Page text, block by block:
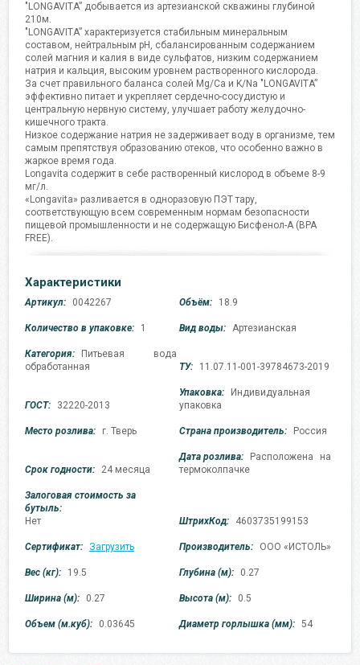
"LONGAVITA” добывается из артезианской скважины глубиной
210м.
"LONGAVITA” характеризуется стабильным минеральным
составом, нейтральным pH, сбалансированным содержанием
солей магния и калия в виде сульфатов, низким содержанием
натрия и кальция, высоким уровнем растворенного кислорода.
За счет правильного баланса солей Mg/Ca и K/Na "LONGAVITA”
эффективно питает и укрепляет сердечно-сосудистую и
центральную нервную систему, улучшает работу желудочно-
кишечного тракта.
Низкое содержание натрия не задерживает воду в организме, тем
самым препятствуя образованию отеков, что особенно важно в
жаркое время года.
Longavita содержит в себе растворенный кислород в объеме 8-9
мг/л.
«Longavita» разливается в одноразовую ПЭТ тару,
соответствующую всем современным нормам безопасности
пищевой промышленности и не содержащую Бисфенол-А (BPA
FREE).
Характеристики
Артикул: 0042267 Объём: 18.9
Количество в упаковке: 1 Вид воды: Артезианская
Категория:
Питьевая вода
обработанная
ТУ: 11.07.11-001-39784673-2019
ГОСТ: 32220-2013
Упаковка:
Индивидуальная
упаковка
Место розлива: г. Тверь Страна производитель: Россия
Срок годности: 24 месяца
Дата розлива:
Расположена на
термоколпачке
Залоговая стоимость за
бутыль:
Нет
ШтрихКод: 4603735199153
Сертификат: Загрузить Производитель: ООО «ИСТОЛЬ»
Вес (кг): 19.5 Глубина (м): 0.27
Ширина (м): 0.27 Высота (м): 0.5
Объем (м.куб): 0.03645 Диаметр горлышка (мм): 54